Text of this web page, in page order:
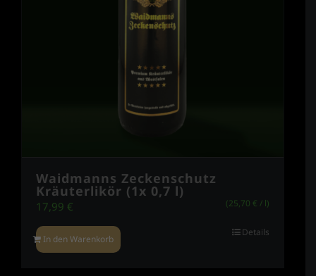
Waidmanns Zeckenschutz
Kräuterlikör (1x 0,7 l)
17,99 € (25,70 € / l)
In den Warenkorb
Details